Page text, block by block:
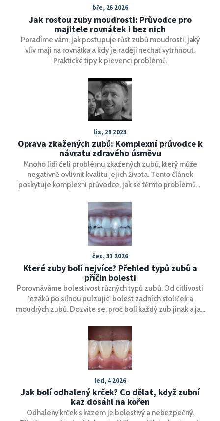
bře, 26 2026
Jak rostou zuby moudrosti: Průvodce pro
majitele rovnátek i bez nich
Poradíme vám, jak postupuje růst zubů moudrosti, jaký
vliv mají na rovnátka a kdy je raději nechat vytrhnout.
Praktické tipy k prevenci problémů.
lis, 29 2023
Oprava zkažených zubů: Komplexní průvodce k
návratu zdravého úsměvu
Mnoho lidí čelí problému zkažených zubů, který může
negativně ovlivnit kvalitu jejich života. Tento článek
poskytuje komplexní průvodce, jak se těmto problémům
zkažených zubů, různými metodami léčby a prevencí.
Čtenáři zde najdou užitečné tipy a rady od domácí péče
až po profesionální zásahy.
čec, 31 2026
Které zuby bolí nejvíce? Přehled typů zubů a
příčin bolesti
Porovnáváme bolestivost různých typů zubů. Od citlivosti
řezáků po silnou pulzující bolest zadních stoliček a
moudrých zubů. Dozvíte se, proč bolí každý zub jinak a jak
led, 4 2026
Jak bolí odhalený krček? Co dělat, když zubní
kaz dosáhl na kořen
Odhalený krček s kazem je bolestivý a nebezpečný.